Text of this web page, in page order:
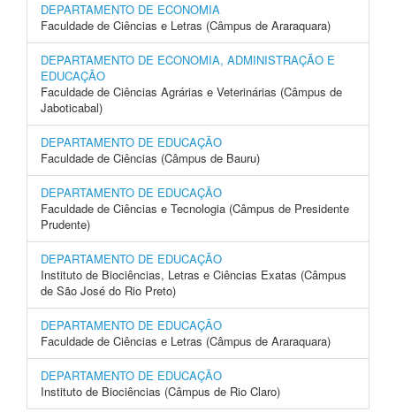
DEPARTAMENTO DE ECONOMIA
Faculdade de Ciências e Letras (Câmpus de Araraquara)
DEPARTAMENTO DE ECONOMIA, ADMINISTRAÇÃO E
EDUCAÇÃO
Faculdade de Ciências Agrárias e Veterinárias (Câmpus de
Jaboticabal)
DEPARTAMENTO DE EDUCAÇÃO
Faculdade de Ciências (Câmpus de Bauru)
DEPARTAMENTO DE EDUCAÇÃO
Faculdade de Ciências e Tecnologia (Câmpus de Presidente
Prudente)
DEPARTAMENTO DE EDUCAÇÃO
Instituto de Biociências, Letras e Ciências Exatas (Câmpus
de São José do Rio Preto)
DEPARTAMENTO DE EDUCAÇÃO
Faculdade de Ciências e Letras (Câmpus de Araraquara)
DEPARTAMENTO DE EDUCAÇÃO
Instituto de Biociências (Câmpus de Rio Claro)